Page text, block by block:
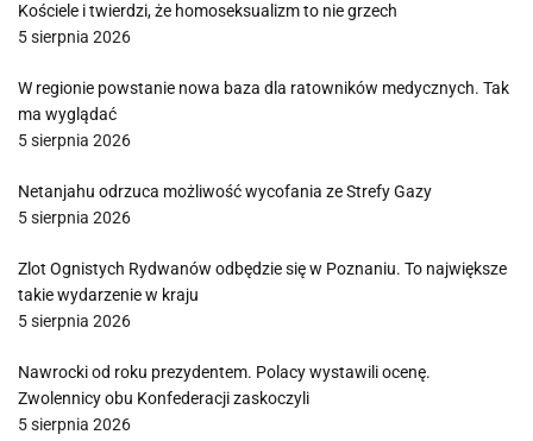
Kościele i twierdzi, że homoseksualizm to nie grzech
5 sierpnia 2026
W regionie powstanie nowa baza dla ratowników medycznych. Tak
ma wyglądać
5 sierpnia 2026
Netanjahu odrzuca możliwość wycofania ze Strefy Gazy
5 sierpnia 2026
Zlot Ognistych Rydwanów odbędzie się w Poznaniu. To największe
takie wydarzenie w kraju
5 sierpnia 2026
Nawrocki od roku prezydentem. Polacy wystawili ocenę.
Zwolennicy obu Konfederacji zaskoczyli
5 sierpnia 2026